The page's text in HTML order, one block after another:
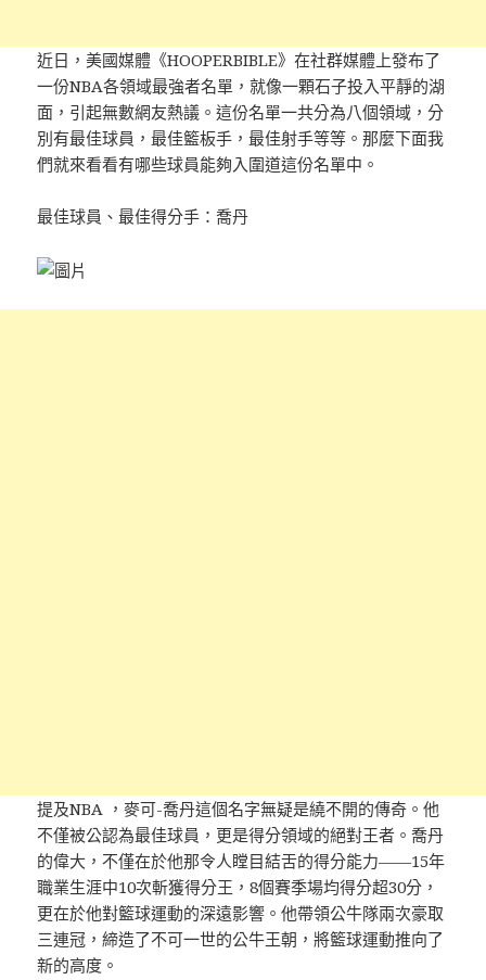
近日，美國媒體《HOOPERBIBLE》在社群媒體上發布了
一份NBA各領域最強者名單，就像一顆石子投入平靜的湖
面，引起無數網友熱議。這份名單一共分為八個領域，分
別有最佳球員，最佳籃板手，最佳射手等等。那麼下面我
們就來看看有哪些球員能夠入圍道這份名單中。
最佳球員、最佳得分手：喬丹
提及NBA ，麥可-喬丹這個名字無疑是繞不開的傳奇。他
不僅被公認為最佳球員，更是得分領域的絕對王者。喬丹
的偉大，不僅在於他那令人瞠目結舌的得分能力——15年
職業生涯中10次斬獲得分王，8個賽季場均得分超30分，
更在於他對籃球運動的深遠影響。他帶領公牛隊兩次豪取
三連冠，締造了不可一世的公牛王朝，將籃球運動推向了
新的高度。